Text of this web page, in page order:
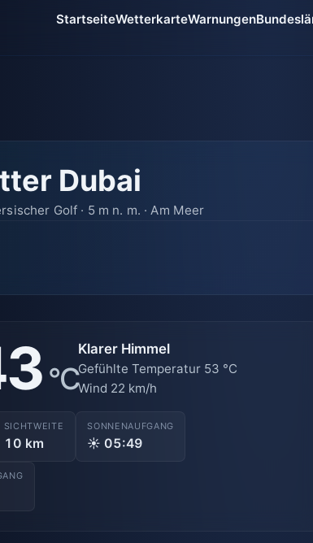
StartseiteWetterkarteWarnungen
Dubai
Golf · 5 m n. m. · Am Meer
°C
Klarer Himmel
Gefühlte Temperatur 53 °C
Wind 22 km/h
SICHTWEITE
10 km
SONNENAUFGANG
☀ 05:49